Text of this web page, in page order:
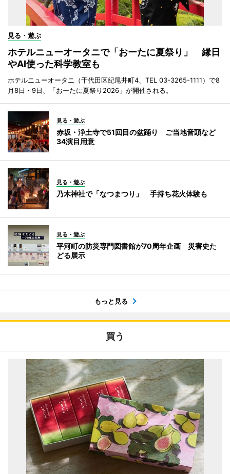
見る・遊ぶ
ホテルニューオータニで「おーたに夏祭り」 縁日
やAI使った科学教室も
ホテルニューオータニ（千代田区紀尾井町4、TEL 03-3265-1111）で8
月8日・9日、「おーたに夏祭り2026」が開催される。
見る・遊ぶ
赤坂・浄土寺で51回目の盆踊り ご当地音頭など
34演目用意
見る・遊ぶ
乃木神社で「なつまつり」 手持ち花火体験も
見る・遊ぶ
平河町の防災専門図書館が70周年企画 災害史た
どる展示
もっと見る
買う